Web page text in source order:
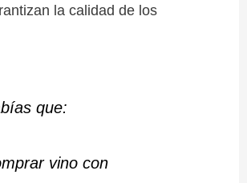
la calidad de los
que:
vino con